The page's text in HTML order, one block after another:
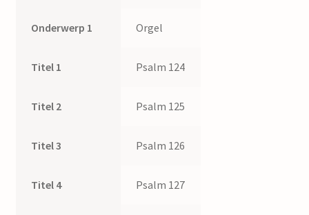
Onderwerp 1 Orgel
Titel 1 Psalm 124
Titel 2 Psalm 125
Titel 3 Psalm 126
Titel 4 Psalm 127